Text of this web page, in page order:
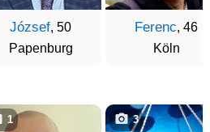
József, 50
Papenburg
Ferenc, 46
Köln
1 3